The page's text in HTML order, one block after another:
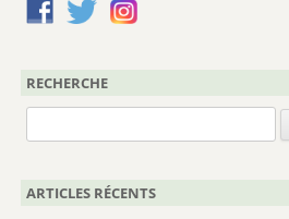
RECHERCHE
ARTICLES RÉCENTS